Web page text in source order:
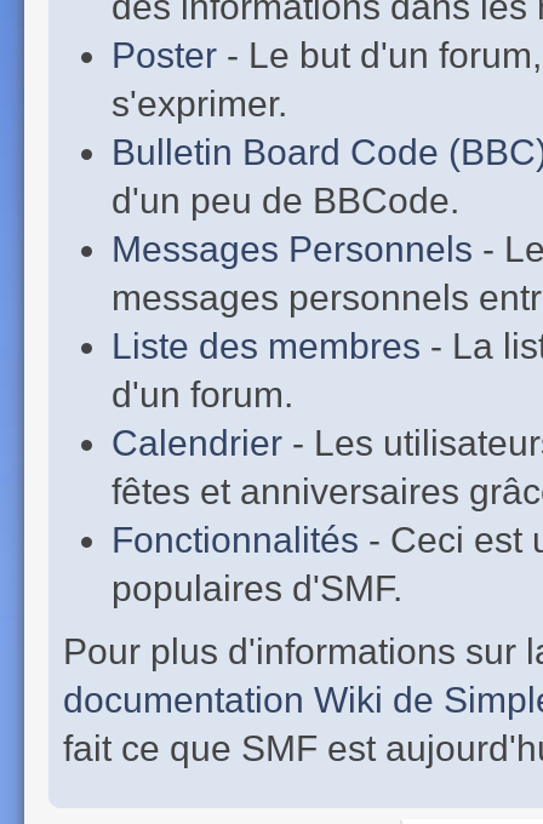
Poster - Le but d'un
s'exprimer.
Bulletin Board Code
d'un peu de BBCode.
Messages Personnels -
messages personnels
Liste des membres - La
d'un forum.
Calendrier - Les
fêtes et anniversaires
Fonctionnalités - Ceci est
populaires d'SMF.
Pour plus d'informations sur
documentation Wiki de
fait ce que SMF est